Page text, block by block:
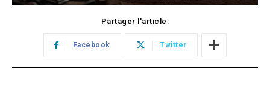
Partager l'article:
Facebook Twitter